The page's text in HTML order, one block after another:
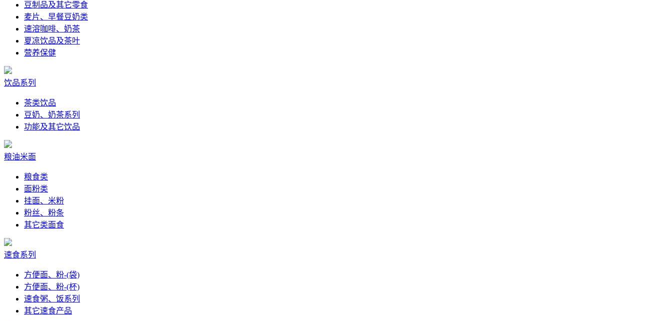
豆制品及其它零食
麦片、早餐豆奶类
速溶咖啡、奶茶
夏凉饮品及茶叶
营养保健
饮品系列
茶类饮品
豆奶、奶茶系列
功能及其它饮品
粮油米面
粮食类
面粉类
挂面、米粉
粉丝、粉条
其它类面食
速食系列
方便面、粉-(袋)
方便面、粉-(杯)
速食粥、饭系列
其它速食产品